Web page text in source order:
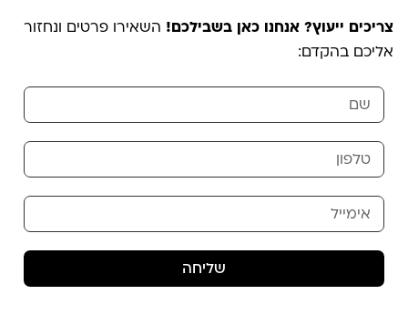
צריכים ייעוץ? אנחנו כאן בשבילכם! השאירו פרטים ונחזור
אליכם בהקדם:
שליחה